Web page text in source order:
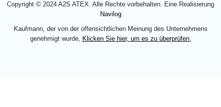
Copyright © 2024 A2S ATEX. Alle Rechte vorbehalten. Eine Realisierung
Navilog
Kaufmann, der von der offensichtlichen Meinung des Unternehmens
genehmigt wurde, Klicken Sie hier, um es zu überprüfen.